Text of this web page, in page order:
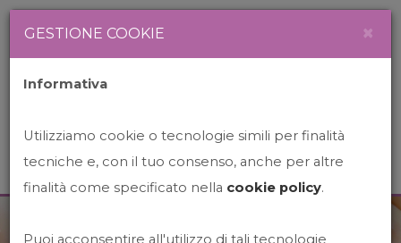
GESTIONE COOKIE ×
Informativa
Utilizziamo cookie o tecnologie simili per finalità
tecniche e, con il tuo consenso, anche per altre
finalità come specificato nella cookie policy.
Puoi acconsentire all'utilizzo di tali tecnologie